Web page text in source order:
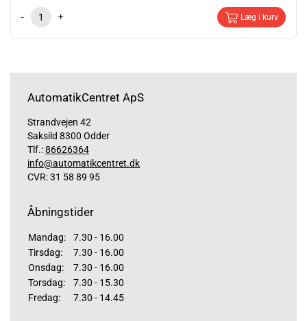
- + Læg i kurv
AutomatikCentret ApS
Strandvejen 42
Saksild 8300 Odder
Tlf.:86626364
info@automatikcentret.dk
CVR: 31 58 89 95
Åbningstider
Mandag:
7.30 - 16.00
Tirsdag:
7.30 - 16.00
Onsdag:
7.30 - 16.00
Torsdag:
7.30 - 15.30
Fredag:
7.30 - 14.45